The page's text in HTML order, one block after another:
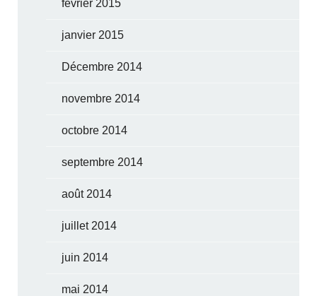
février 2015
janvier 2015
Décembre 2014
novembre 2014
octobre 2014
septembre 2014
août 2014
juillet 2014
juin 2014
mai 2014